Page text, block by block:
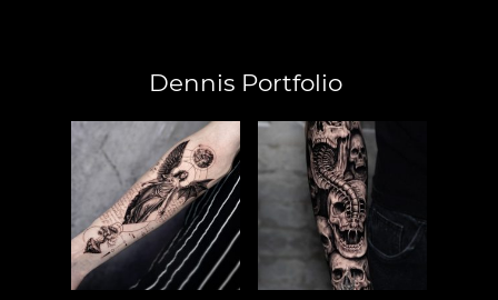
Dennis Portfolio